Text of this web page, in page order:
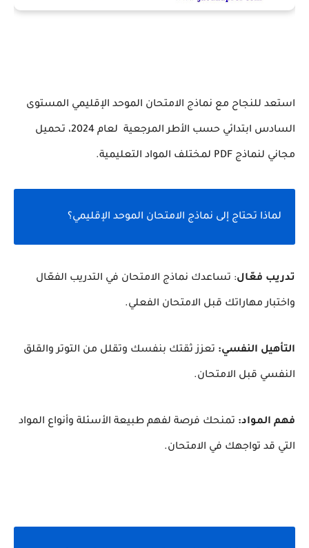
استعد للنجاح مع نماذج الامتحان الموحد الإقليمي المستوى
السادس ابتدائي حسب الأطر المرجعية لعام 2024، تحميل
مجاني لنماذج PDF لمختلف المواد التعليمية.
لماذا تحتاج إلى نماذج الامتحان الموحد الإقليمي؟
تدريب فعّال: تساعدك نماذج الامتحان في التدريب الفعّال
واختبار مهاراتك قبل الامتحان الفعلي.
التأهيل النفسي: تعزز ثقتك بنفسك وتقلل من التوتر والقلق
النفسي قبل الامتحان.
فهم المواد: تمنحك فرصة لفهم طبيعة الأسئلة وأنواع المواد
التي قد تواجهك في الامتحان.